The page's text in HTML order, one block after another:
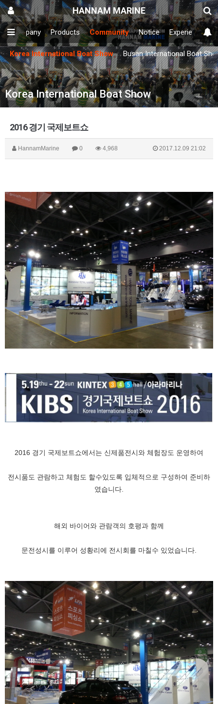
HANNAM MARINE
Company Products Community Notice Experience
Korea International Boat Show Busan International Boat
Korea International Boat Show
2016 경기 국제보트쇼
HannamMarine 0 4,968 2017.12.09 21:02
2016 경기 국제보트쇼에서는 신제품전시와 체험장도 운영하여
전시품도 관람하고 체험도 할수있도록 입체적으로 구성하여 준비하
였습니다.
해외 바이어와 관람객의 호평과 함께
문전성시를 이루어 성황리에 전시회를 마칠수 있었습니다.